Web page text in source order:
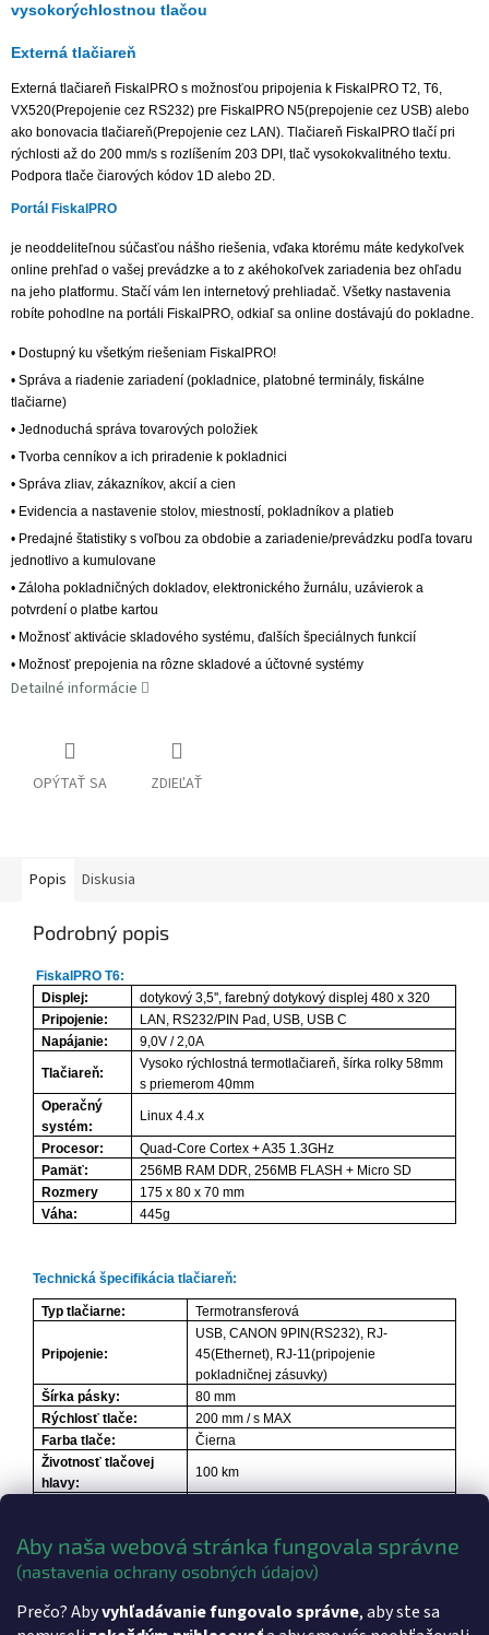
Aby naša webová stránka fungovala správne
(nastavenia ochrany osobných údajov)
Prečo? Abyvyhľadávanie fungovalo správne, aby ste sa
vysokorýchlostnou tlačou
Externá tlačiareň
Externá tlačiareň FiskalPRO s možnosťou pripojenia k FiskalPRO T2, T6,
VX520(Prepojenie cez RS232) pre FiskalPRO N5(prepojenie cez USB) alebo
ako bonovacia tlačiareň(Prepojenie cez LAN). Tlačiareň FiskalPRO tlačí pri
rýchlosti až do 200 mm/s s rozlíšením 203 DPI, tlač vysokokvalitného textu.
Podpora tlače čiarových kódov 1D alebo 2D.
Portál FiskalPRO
je neoddeliteľnou súčasťou nášho riešenia, vďaka ktorému máte kedykoľvek
online prehľad o vašej prevádzke a to z akéhokoľvek zariadenia bez ohľadu
na jeho platformu. Stačí vám len internetový prehliadač. Všetky nastavenia
robíte pohodlne na portáli FiskalPRO, odkiaľ sa online dostávajú do pokladne.
• Dostupný ku všetkým riešeniam FiskalPRO!
• Správa a riadenie zariadení (pokladnice, platobné terminály, fiskálne
tlačiarne)
• Jednoduchá správa tovarových položiek
• Tvorba cenníkov a ich priradenie k pokladnici
• Správa zliav, zákazníkov, akcií a cien
• Evidencia a nastavenie stolov, miestností, pokladníkov a platieb
• Predajné štatistiky s voľbou za obdobie a zariadenie/prevádzku podľa tovaru
jednotlivo a kumulovane
• Záloha pokladničných dokladov, elektronického žurnálu, uzávierok a
potvrdení o platbe kartou
• Možnosť aktivácie skladového systému, ďalších špeciálnych funkcií
• Možnosť prepojenia na rôzne skladové a účtovné systémy
Detailné informácie
OPÝTAŤ SA ZDIEĽAŤ
Popis Diskusia
Podrobný popis
FiskalPRO T6:
Displej:
dotykový 3,5'', farebný dotykový displej 480 x 320
Pripojenie:
LAN, RS232/PIN Pad, USB, USB C
Napájanie:
9,0V / 2,0A
Tlačiareň:
Vysoko rýchlostná termotlačiareň, šírka rolky 58mm
s priemerom 40mm
Operačný
systém:
Linux 4.4.x
Procesor:
Quad-Core Cortex + A35 1.3GHz
Pamäť:
256MB RAM DDR, 256MB FLASH + Micro SD
Rozmery
175 x 80 x 70 mm
Váha:
445g
Technická špecifikácia tlačiareň:
Typ tlačiarne: Termotransferová
Pripojenie:
USB, CANON 9PIN(RS232), RJ-
45(Ethernet), RJ-11(pripojenie
pokladničnej zásuvky)
Šírka pásky:
80 mm
Rýchlosť tlače:
200 mm / s MAX
Farba tlače:
Čierna
Životnosť tlačovej
hlavy:
100 km
Váha:
2 kg
Dodatočné parametre